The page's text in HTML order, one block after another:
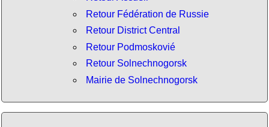
Retour Fédération de Russie
Retour District Central
Retour Podmoskovié
Retour Solnechnogorsk
Mairie de Solnechnogorsk